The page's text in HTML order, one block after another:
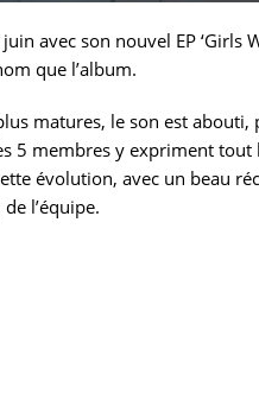
avec son nouvel EP ‘Girls
que l’album.
matures, le son est
5 membres y expriment tout
évolution, avec un beau
de l’équipe.